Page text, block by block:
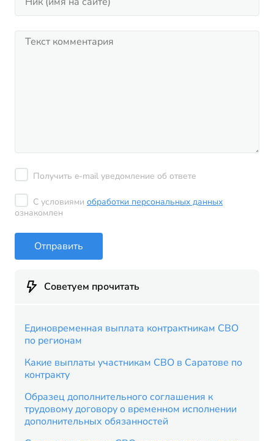
Получить e-mail уведомление об ответе
С условиями обработки персональных данных
ознакомлен
Отправить
Советуем прочитать
Единовременная выплата контрактникам СВО
по регионам
Какие выплаты участникам СВО в Саратове по
контракту
Образец дополнительного соглашения к
трудовому договору о временном исполнении
дополнительных обязанностей